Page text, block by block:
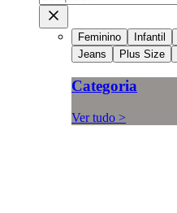
Feminino Infantil
Jeans
Plus Size
Categoria
Ver tudo >